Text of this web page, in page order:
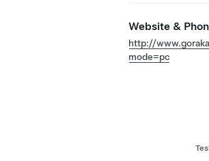
Website &
http://
mode=pc